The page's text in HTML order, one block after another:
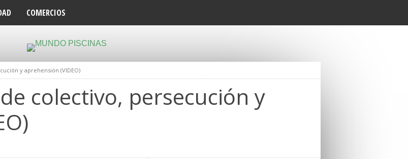
COMERCIOS
y aprehensión (VIDEO)
colectivo, persecución y